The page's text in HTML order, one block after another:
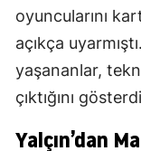
oyuncularını
açıkça
yaşananlar,
çıktığını
Yalçın’dan